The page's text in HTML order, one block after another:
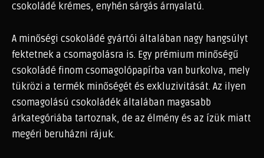
csokoládé krémes, enyhén sárgás árnyalatú.
A minőségi csokoládé gyártói általában nagy hangsúlyt
fektetnek a csomagolásra is. Egy prémium minőségű
csokoládé finom csomagolópapírba van burkolva, mely
tükrözi a termék minőségét és exkluzivitását. Az ilyen
csomagolású csokoládék általában magasabb
árkategóriába tartoznak, de az élmény és az ízük miatt
megéri beruházni rájuk.